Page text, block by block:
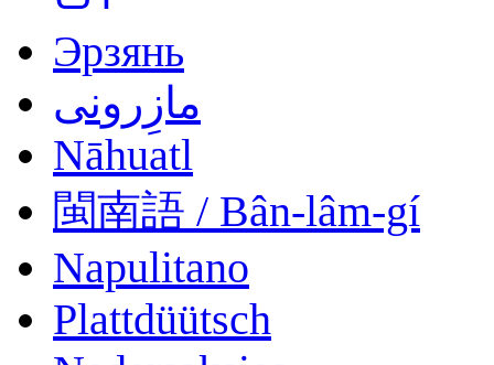
Эрзянь
مازِرونی
Nāhuatl
閩南語 / Bân-lâm-gí
Napulitano
Plattdüütsch